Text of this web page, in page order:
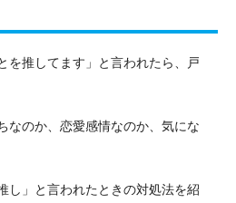
を推してます」と言われたら、戸
なのか、恋愛感情なのか、気にな
し」と言われたときの対処法を紹